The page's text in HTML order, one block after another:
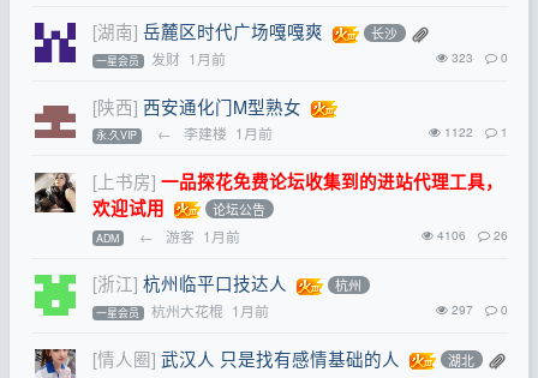
[湖南] 岳麓区时代广场嘎嘎爽 长沙
一星会员 发财 1月前 323 0
[陕西] 西安通化门M型熟女
永.久VIP ← 李建楼 1月前 1122 1
[上书房] 一品探花免费论坛收集到的进站代理工具，
欢迎试用
论坛公告
ADM ← 游客 1月前 4106 26
[浙江] 杭州临平口技达人 杭州
一星会员 杭州大花棍 1月前 297 0
[情人圈] 武汉人 只是找有感情基础的人 湖北